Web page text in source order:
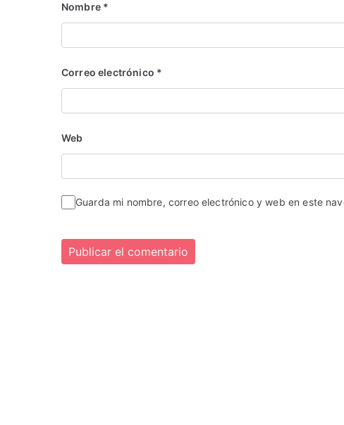
Nombre *
Correo electrónico *
Web
Guarda mi nombre, correo electrónico y web en este